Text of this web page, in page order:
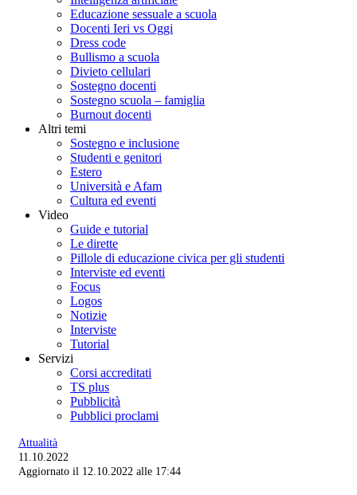
Educazione sessuale a scuola
Docenti Ieri vs Oggi
Dress code
Bullismo a scuola
Divieto cellulari
Sostegno docenti
Sostegno scuola – famiglia
Burnout docenti
Altri temi
Sostegno e inclusione
Studenti e genitori
Estero
Università e Afam
Cultura ed eventi
Video
Guide e tutorial
Le dirette
Pillole di educazione civica per gli studenti
Interviste ed eventi
Focus
Logos
Notizie
Interviste
Tutorial
Servizi
Corsi accreditati
TS plus
Pubblicità
Pubblici proclami
Attualità
11.10.2022
Aggiornato il 12.10.2022 alle 17:44